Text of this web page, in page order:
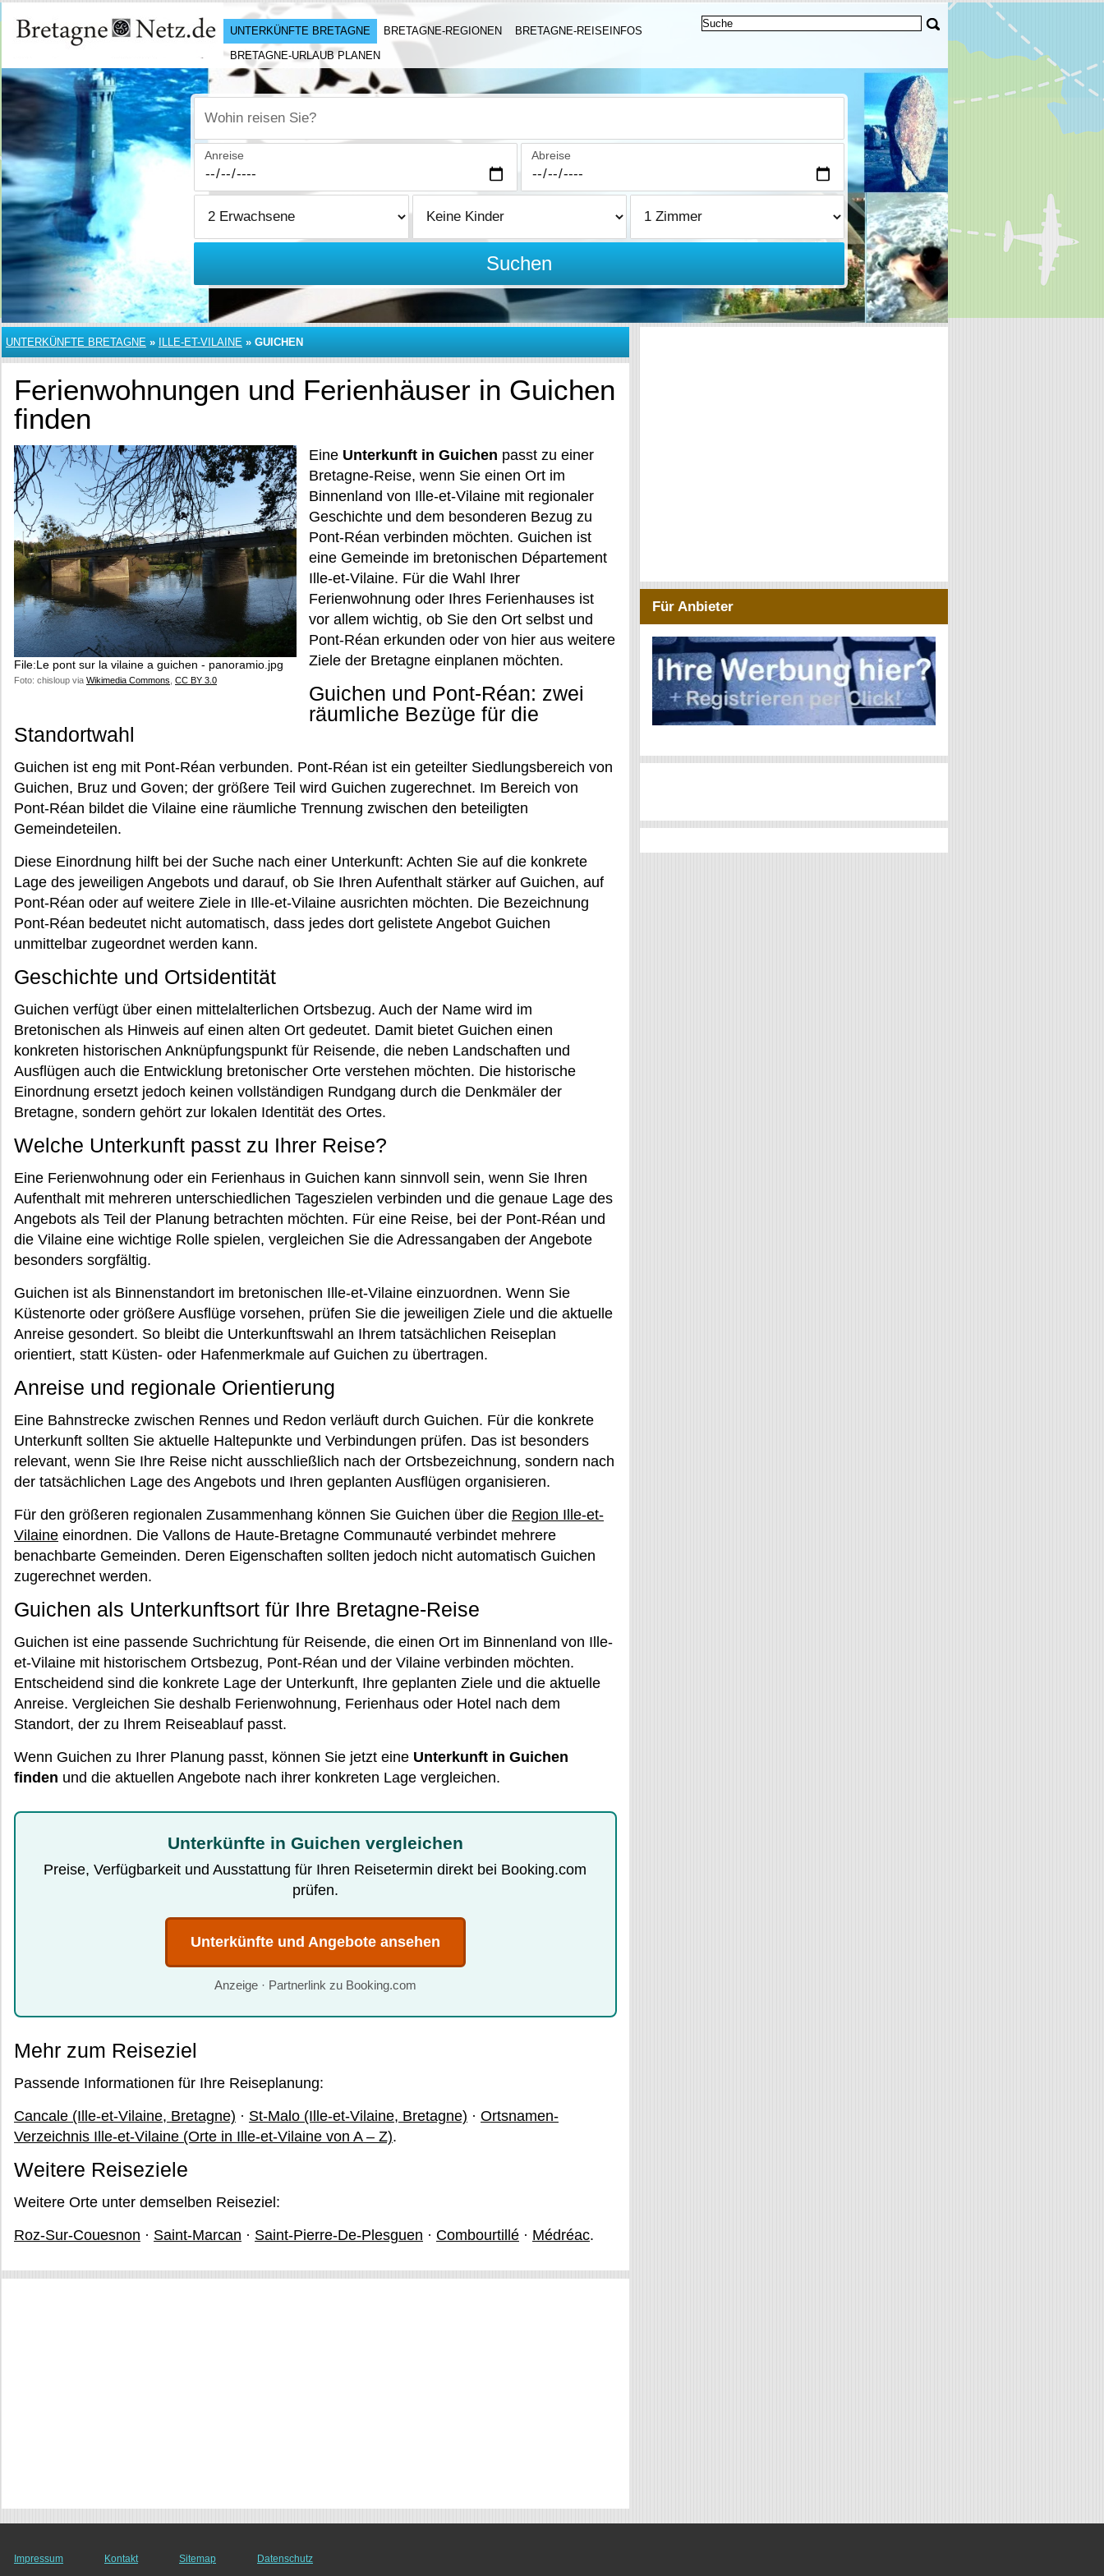
UNTERKÜNFTE BRETAGNE BRETAGNE-REGIONEN
BRETAGNE-REISEINFOS
BRETAGNE-URLAUB PLANEN
Wohin reisen Sie?
Anreise Abreise
Suchen
UNTERKÜNFTE BRETAGNE » ILLE-ET-VILAINE » GUICHEN
Ferienwohnungen und Ferienhäuser in Guichen
finden
File:Le pont sur la vilaine a guichen - panoramio.jpg
Foto: chisloup via Wikimedia Commons CC BY 3.0
Eine Unterkunft in Guichen passt zu einer
Bretagne-Reise, wenn Sie einen Ort im
Binnenland von Ille-et-Vilaine mit regionaler
Geschichte und dem besonderen Bezug zu
Pont-Réan verbinden möchten. Guichen ist
eine Gemeinde im bretonischen Département
Ille-et-Vilaine. Für die Wahl Ihrer
Ferienwohnung oder Ihres Ferienhauses ist
vor allem wichtig, ob Sie den Ort selbst und
Pont-Réan erkunden oder von hier aus weitere
Ziele der Bretagne einplanen möchten.
Guichen und Pont-Réan: zwei
räumliche Bezüge für die
Standortwahl
Guichen ist eng mit Pont-Réan verbunden. Pont-Réan ist ein geteilter Siedlungsbereich von
Guichen, Bruz und Goven; der größere Teil wird Guichen zugerechnet. Im Bereich von
Pont-Réan bildet die Vilaine eine räumliche Trennung zwischen den beteiligten
Gemeindeteilen.
Diese Einordnung hilft bei der Suche nach einer Unterkunft: Achten Sie auf die konkrete
Lage des jeweiligen Angebots und darauf, ob Sie Ihren Aufenthalt stärker auf Guichen, auf
Pont-Réan oder auf weitere Ziele in Ille-et-Vilaine ausrichten möchten. Die Bezeichnung
Pont-Réan bedeutet nicht automatisch, dass jedes dort gelistete Angebot Guichen
unmittelbar zugeordnet werden kann.
Geschichte und Ortsidentität
Guichen verfügt über einen mittelalterlichen Ortsbezug. Auch der Name wird im
Bretonischen als Hinweis auf einen alten Ort gedeutet. Damit bietet Guichen einen
konkreten historischen Anknüpfungspunkt für Reisende, die neben Landschaften und
Ausflügen auch die Entwicklung bretonischer Orte verstehen möchten. Die historische
Einordnung ersetzt jedoch keinen vollständigen Rundgang durch die Denkmäler der
Bretagne, sondern gehört zur lokalen Identität des Ortes.
Welche Unterkunft passt zu Ihrer Reise?
Eine Ferienwohnung oder ein Ferienhaus in Guichen kann sinnvoll sein, wenn Sie Ihren
Aufenthalt mit mehreren unterschiedlichen Tageszielen verbinden und die genaue Lage des
Angebots als Teil der Planung betrachten möchten. Für eine Reise, bei der Pont-Réan und
die Vilaine eine wichtige Rolle spielen, vergleichen Sie die Adressangaben der Angebote
besonders sorgfältig.
Guichen ist als Binnenstandort im bretonischen Ille-et-Vilaine einzuordnen. Wenn Sie
Küstenorte oder größere Ausflüge vorsehen, prüfen Sie die jeweiligen Ziele und die aktuelle
Anreise gesondert. So bleibt die Unterkunftswahl an Ihrem tatsächlichen Reiseplan
orientiert, statt Küsten- oder Hafenmerkmale auf Guichen zu übertragen.
Anreise und regionale Orientierung
Eine Bahnstrecke zwischen Rennes und Redon verläuft durch Guichen. Für die konkrete
Unterkunft sollten Sie aktuelle Haltepunkte und Verbindungen prüfen. Das ist besonders
relevant, wenn Sie Ihre Reise nicht ausschließlich nach der Ortsbezeichnung, sondern nach
der tatsächlichen Lage des Angebots und Ihren geplanten Ausflügen organisieren.
Für den größeren regionalen Zusammenhang können Sie Guichen über die Region Ille-et-
Vilaine einordnen. Die Vallons de Haute-Bretagne Communauté verbindet mehrere
benachbarte Gemeinden. Deren Eigenschaften sollten jedoch nicht automatisch Guichen
zugerechnet werden.
Guichen als Unterkunftsort für Ihre Bretagne-Reise
Guichen ist eine passende Suchrichtung für Reisende, die einen Ort im Binnenland von Ille-
et-Vilaine mit historischem Ortsbezug, Pont-Réan und der Vilaine verbinden möchten.
Entscheidend sind die konkrete Lage der Unterkunft, Ihre geplanten Ziele und die aktuelle
Anreise. Vergleichen Sie deshalb Ferienwohnung, Ferienhaus oder Hotel nach dem
Standort, der zu Ihrem Reiseablauf passt.
Wenn Guichen zu Ihrer Planung passt, können Sie jetzt eine Unterkunft in Guichen
finden und die aktuellen Angebote nach ihrer konkreten Lage vergleichen.
Unterkünfte in Guichen vergleichen
Preise, Verfügbarkeit und Ausstattung für Ihren Reisetermin direkt bei Booking.com
prüfen.
Unterkünfte und Angebote ansehen
Anzeige · Partnerlink zu Booking.com
Mehr zum Reiseziel
Passende Informationen für Ihre Reiseplanung:
Cancale (Ille-et-Vilaine, Bretagne) · St-Malo (Ille-et-Vilaine, Bretagne) · Ortsnamen-
Verzeichnis Ille-et-Vilaine (Orte in Ille-et-Vilaine von A – Z).
Weitere Reiseziele
Weitere Orte unter demselben Reiseziel:
Roz-Sur-Couesnon · Saint-Marcan · Saint-Pierre-De-Plesguen · Combourtillé · Médréac.
Für Anbieter
Impressum Kontakt Sitemap Datenschutz